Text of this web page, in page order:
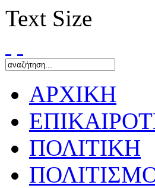
Text Size
ΑΡΧΙΚΗ
ΠΟΛΙΤΙΚΗ